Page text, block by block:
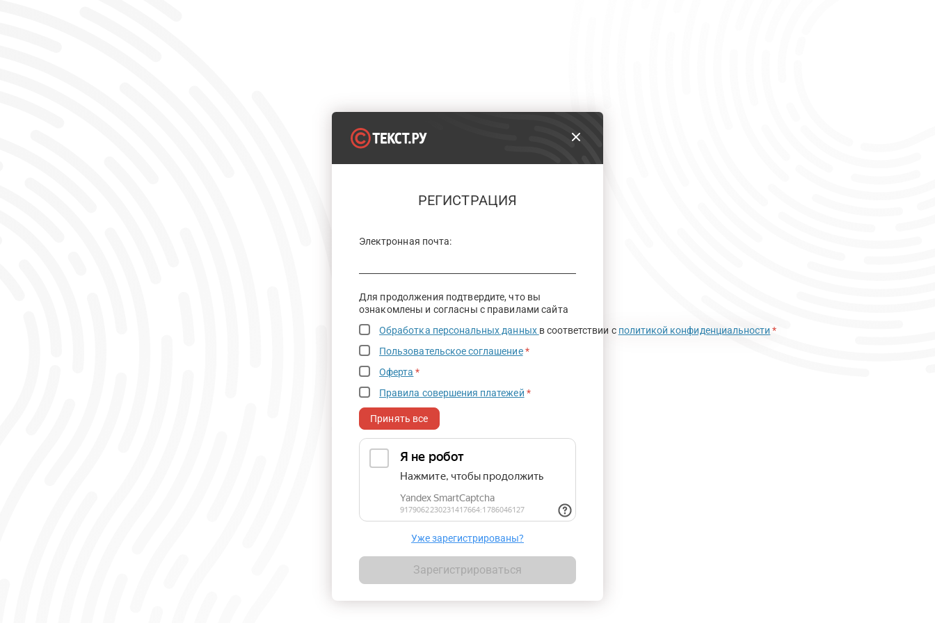
РЕГИСТРАЦИЯ
Электронная почта:
Для продолжения подтвердите, что вы
ознакомлены и согласны с правилами сайта
Обработка персональных данных в соответствии с политикой конфиденциальности *
Пользовательское соглашение *
Оферта *
Правила совершения платежей *
Принять все
Уже зарегистрированы?
Зарегистрироваться